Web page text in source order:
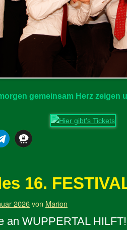
gemeinsam Herz zeigen
16.
2026von Marion
an WUPPERTAL